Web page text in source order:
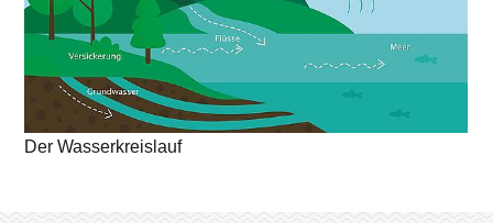
Der Wasserkreislauf